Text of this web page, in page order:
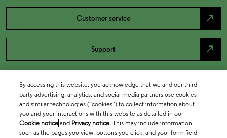
Customer service north_east
Support north_east
By accessing this website, you acknowledge that we and our third
party advertising, analytics, and social media partners use cookies
and similar technologies (“cookies”) to collect information about
you and your interactions with this website as detailed in our
Cookie notice and Privacy notice. This may include information
such as the pages you view, buttons you click, and your form field